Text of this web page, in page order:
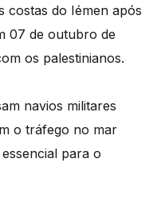
costas do Iémen após
07 de outubro de
os palestinianos.
navios militares
o tráfego no mar
para o